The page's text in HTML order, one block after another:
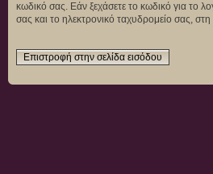
κωδικό σας. Εάν ξεχάσετε το κωδικό για το
σας και το ηλεκτρονικό ταχυδρομείο σας,
Επιστροφή στην σελίδα εισόδου